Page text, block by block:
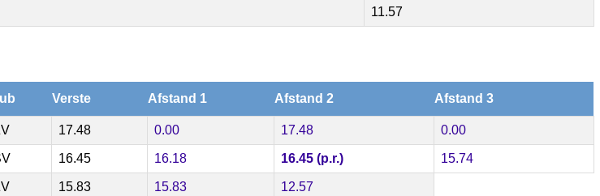
11.57
Verste Afstand 1 Afstand 2 Afstand 3
17.48 0.00 17.48 0.00
16.45 16.18 16.45 (p.r.) 15.74
15.83 15.83 12.57